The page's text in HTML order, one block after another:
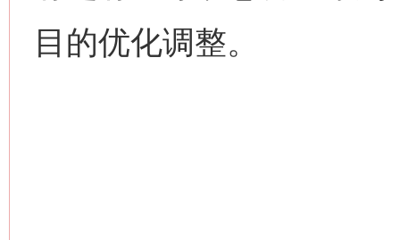
目的优化调整。
网上购药对药下症？